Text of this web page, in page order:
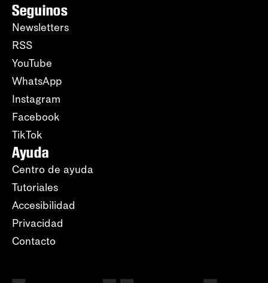
Seguinos
Newsletters
RSS
YouTube
WhatsApp
Instagram
Facebook
TikTok
Ayuda
Centro de ayuda
Tutoriales
Accesibilidad
Privacidad
Contacto